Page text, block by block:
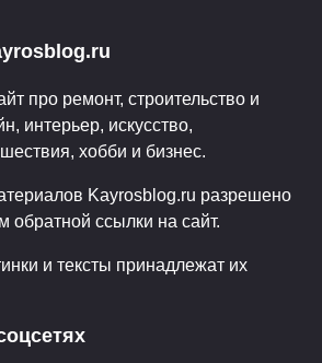
про ремонт, строительство и
интерьер, искусство,
хобби и бизнес.
Kayrosblog.ru разрешено
обратной ссылки на сайт.
и тексты принадлежат их